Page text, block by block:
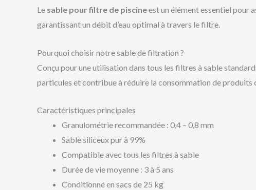
Le sable pour filtre de piscineest un élément essentiel pour
garantissant un débit d’eau optimal à travers le filtre.
Pourquoi choisir notre sable de filtration ?
Conçu pour une utilisation dans tous les filtres à sable
particules et contribue à réduire la consommation de produits
Caractéristiques principales
Granulométrie recommandée : 0,4 – 0,8 mm
Sable siliceux pur à 99%
Compatible avec tous les filtres à sable
Durée de vie moyenne : 3 à 5 ans
Conditionné en sacs de 25 kg